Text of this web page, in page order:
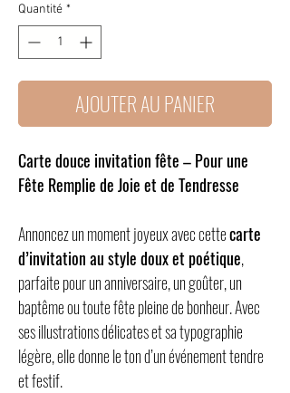
Quantité *
AJOUTER AU PANIER
Carte douce invitation fête – Pour une
Fête Remplie de Joie et de Tendresse
Annoncez un moment joyeux avec cettecarte
d’invitation au style doux et poétique,
parfaite pour un anniversaire, un goûter, un
baptême ou toute fête pleine de bonheur. Avec
ses illustrations délicates et sa typographie
légère, elle donne le ton d’un événement tendre
et festif.